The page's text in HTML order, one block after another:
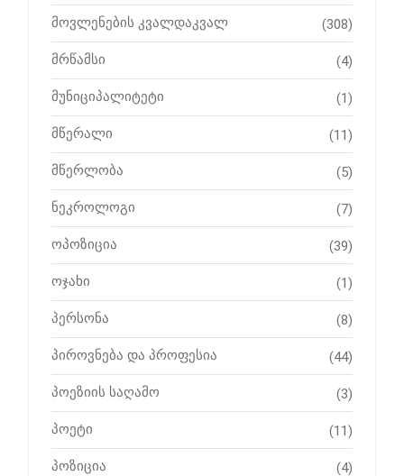
მოვლენების კვალდაკვალ (308)
მრწამსი (4)
მუნიციპალიტეტი (1)
მწერალი (11)
მწერლობა (5)
ნეკროლოგი (7)
ოპოზიცია (39)
ოჯახი (1)
პერსონა (8)
პიროვნება და პროფესია (44)
პოეზიის საღამო (3)
პოეტი (11)
პოზიცია (4)